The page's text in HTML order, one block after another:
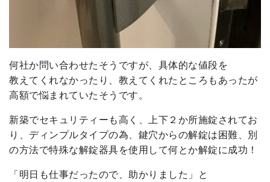
何社か問い合わせたそうですが、具体的な値段を
教えてくれなかったり、教えてくれたところもあったが
高額で悩まれていたそうです。
新築でセキュリティーも高く、上下２か所施錠されてお
り、ディンプルタイプの為、鍵穴からの解錠は困難、別
の方法で特殊な解錠器具を使用して何とか解錠に成功！
「明日も仕事だったので、助かりました」と